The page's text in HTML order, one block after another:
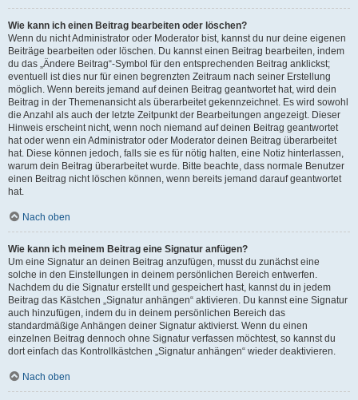
Wie kann ich einen Beitrag bearbeiten oder löschen?
Wenn du nicht Administrator oder Moderator bist, kannst du nur deine eigenen
Beiträge bearbeiten oder löschen. Du kannst einen Beitrag bearbeiten, indem
du das „Ändere Beitrag“-Symbol für den entsprechenden Beitrag anklickst;
eventuell ist dies nur für einen begrenzten Zeitraum nach seiner Erstellung
möglich. Wenn bereits jemand auf deinen Beitrag geantwortet hat, wird dein
Beitrag in der Themenansicht als überarbeitet gekennzeichnet. Es wird sowohl
die Anzahl als auch der letzte Zeitpunkt der Bearbeitungen angezeigt. Dieser
Hinweis erscheint nicht, wenn noch niemand auf deinen Beitrag geantwortet
hat oder wenn ein Administrator oder Moderator deinen Beitrag überarbeitet
hat. Diese können jedoch, falls sie es für nötig halten, eine Notiz hinterlassen,
warum dein Beitrag überarbeitet wurde. Bitte beachte, dass normale Benutzer
einen Beitrag nicht löschen können, wenn bereits jemand darauf geantwortet
hat.
Nach oben
Wie kann ich meinem Beitrag eine Signatur anfügen?
Um eine Signatur an deinen Beitrag anzufügen, musst du zunächst eine
solche in den Einstellungen in deinem persönlichen Bereich entwerfen.
Nachdem du die Signatur erstellt und gespeichert hast, kannst du in jedem
Beitrag das Kästchen „Signatur anhängen“ aktivieren. Du kannst eine Signatur
auch hinzufügen, indem du in deinem persönlichen Bereich das
standardmäßige Anhängen deiner Signatur aktivierst. Wenn du einen
einzelnen Beitrag dennoch ohne Signatur verfassen möchtest, so kannst du
dort einfach das Kontrollkästchen „Signatur anhängen“ wieder deaktivieren.
Nach oben